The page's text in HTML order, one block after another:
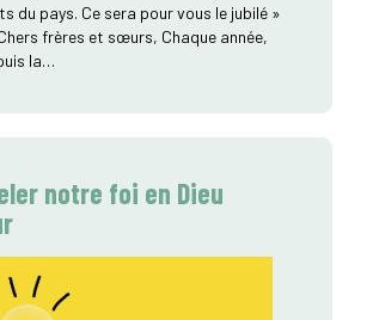
du pays. Ce sera pour vous le jubilé »
frères et sœurs, Chaque année,
la…
notre foi en Dieu